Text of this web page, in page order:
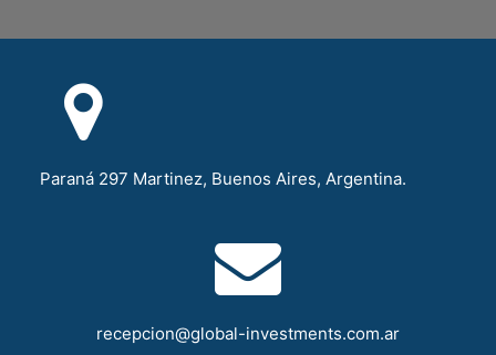
Paraná 297 Martinez, Buenos Aires, Argentina.
recepcion@global-investments.com.ar